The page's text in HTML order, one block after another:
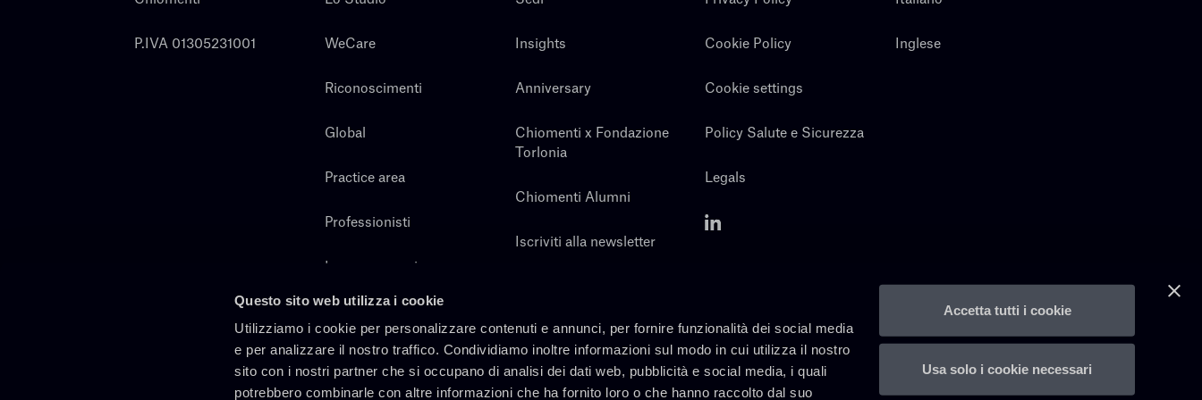
Questo sito web utilizza i cookie
Utilizziamo i cookie per personalizzare contenuti e annunci, per fornire funzionalità dei social media
e per analizzare il nostro traffico. Condividiamo inoltre informazioni sul modo in cui utilizza il nostro
sito con i nostri partner che si occupano di analisi dei dati web, pubblicità e social media, i quali
potrebbero combinarle con altre informazioni che ha fornito loro o che hanno raccolto dal suo
Accetta tutti i cookie
Usa solo i cookie necessari
P.IVA 01305231001 WeCare
Riconoscimenti
Global
Practice area
Professionisti
Lavora con noi
Insights
Anniversary
Chiomenti x Fondazione
Torlonia
Chiomenti Alumni
Iscriviti alla newsletter
Cookie Policy
Cookie settings
Policy Salute e Sicurezza
Legals
Inglese